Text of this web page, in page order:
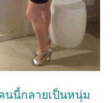
นนี้กลายเป็นหนุ่ม